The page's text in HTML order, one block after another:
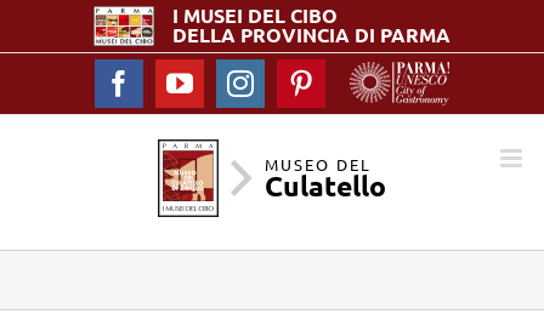
I MUSEI DELCIBO
DELLA PROVINCIA DI PARMA
FacebookYouTubeInstagramPinterest
MUSEO DEL
Culatello